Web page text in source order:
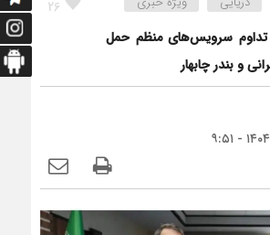
26
تداوم سرویس‌های منظم حمل
و بندر چابهار